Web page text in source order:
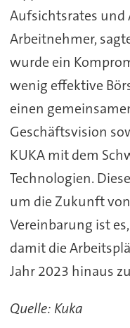
Aufsichtsrates
Arbeitnehmer,
wurde ein
wenig effektive
einen
Geschäftsvision
KUKA mit dem
Technologien.
um die Zukunft
Vereinbarung ist
damit die
Jahr 2023 hinaus
Quelle: Kuka